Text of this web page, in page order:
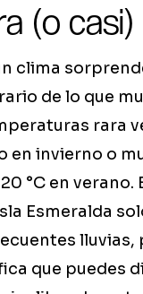
(o casi)
clima
de lo que
rara
en invierno o
°C en verano.
Esmeralda
lluvias,
que puedes